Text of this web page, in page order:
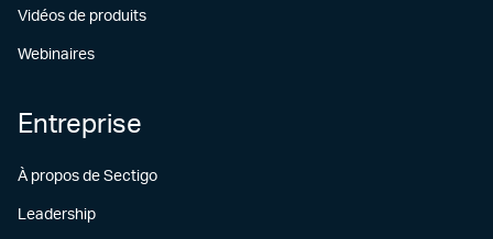
Vidéos de produits
Webinaires
Entreprise
À propos de Sectigo
Leadership